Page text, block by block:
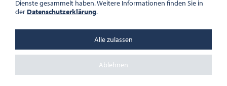
GESELLSCHAFT FÜR LITERATUR
PALAIS WILCZEK, HERRENGASSE
ZVR-NR.: 508018443
16:00 UHR, FR 10:00 – 13:00 UHR
DATENSCHUTZ
Dienste gesammelt haben. Weitere Informationen finden Sie in
der Datenschutzerklärung.
Ablehnen
Alle zulassen